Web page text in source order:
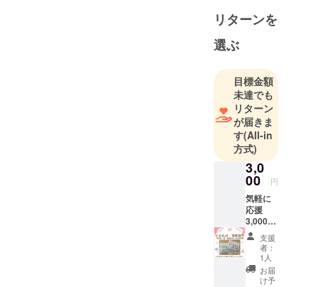
事業所4か
所、グルー
プホーム3か
か所、相談
事業所、ヘ
ルパース
テーション
を運営して
います。
1984年千葉
市稲毛区に
障害のある
方の小規模
作業所オ
リーブハウ
スを開所
リターンを
選ぶ
目標金額
未達でも
リターン
が届きま
す(All-in
方式)
3,0
00 円
気軽に
応援
3,000円
コース
【お礼
状】
【領収
書
支援
者：
1人
お届
け予